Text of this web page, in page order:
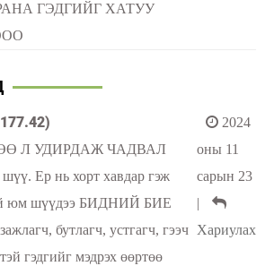
ГЭДГИЙГ ХАТУУ
Л УДИРДАЖ ЧАДВАЛ
Ер нь хорт хавдар гэж
юм шүүдээ БИДНИЙ БИЕ
бутлагч, устгагч, гээч
гэдгийг мэдрэх өөртөө
2024
оны 11
сарын 23
|
Хариулах